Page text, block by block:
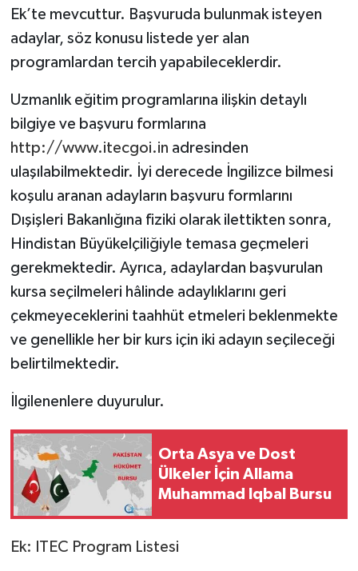
Ek’te mevcuttur. Başvuruda bulunmak isteyen
adaylar, söz konusu listede yer alan
programlardan tercih yapabileceklerdir.
Uzmanlık eğitim programlarına ilişkin detaylı
bilgiye ve başvuru formlarına
http://www.itecgoi.in adresinden
ulaşılabilmektedir. İyi derecede İngilizce bilmesi
koşulu aranan adayların başvuru formlarını
Dışişleri Bakanlığına fiziki olarak ilettikten sonra,
Hindistan Büyükelçiliğiyle temasa geçmeleri
gerekmektedir. Ayrıca, adaylardan başvurulan
kursa seçilmeleri hâlinde adaylıklarını geri
çekmeyeceklerini taahhüt etmeleri beklenmekte
ve genellikle her bir kurs için iki adayın seçileceği
belirtilmektedir.
İlgilenenlere duyurulur.
Orta Asya ve Dost
Ülkeler İçin Allama
Muhammad Iqbal Bursu
Ek: ITEC Program Listesi